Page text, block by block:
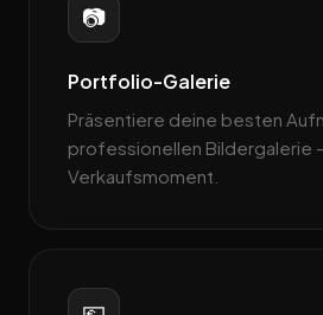
📷
Portfolio-Galerie
Präsentiere deine besten
professionellen Bildergalerie
Verkaufsmoment.